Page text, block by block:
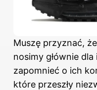
Muszę przyznać,
nosimy głównie
zapomnieć o ich
które przeszły